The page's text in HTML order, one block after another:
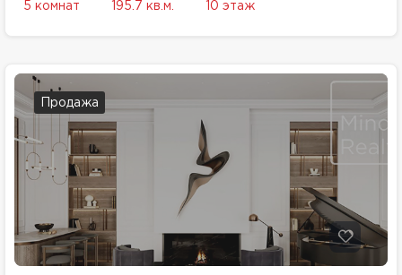
5 комнат 195.7 кв.м. 10 этаж
Продажа